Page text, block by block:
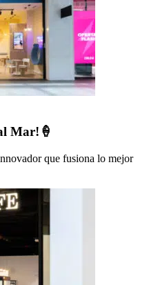
Mar!🍦
que fusiona lo mejor